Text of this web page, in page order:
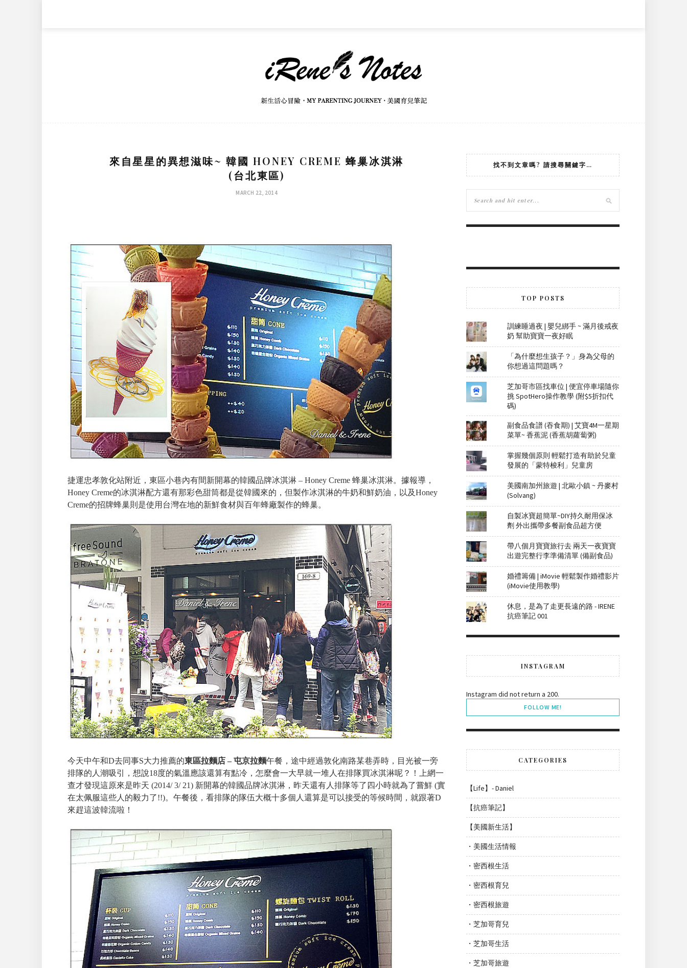
來自星星的異想滋味~ 韓國 HONEY CREME 蜂巢冰淇淋
(台北東區)
MARCH 22, 2014
捷運忠孝敦化站附近，東區小巷內有間新開幕的韓國品牌冰淇淋 – Honey Creme 蜂巢冰淇淋。據報導，
Honey Creme的冰淇淋配方還有那彩色甜筒都是從韓國來的，但製作冰淇淋的牛奶和鮮奶油，以及Honey
Creme的招牌蜂巢則是使用台灣在地的新鮮食材與百年蜂廠製作的蜂巢。
今天中午和D去同事S大力推薦的東區拉麵店 – 屯京拉麵午餐，途中經過敦化南路某巷弄時，目光被一旁
排隊的人潮吸引，想說18度的氣溫應該還算有點冷，怎麼會一大早就一堆人在排隊買冰淇淋呢？！上網一
查才發現這原來是昨天 (2014/ 3/ 21) 新開幕的韓國品牌冰淇淋，昨天還有人排隊等了四小時就為了嘗鮮 (實
在太佩服這些人的毅力了!!)。午餐後，看排隊的隊伍大概十多個人還算是可以接受的等候時間，就跟著D
來趕這波韓流啦！
找不到文章嗎? 請搜尋關鍵字…
TOP POSTS
訓練睡過夜 | 嬰兒綁手 ~ 滿月後戒夜
奶 幫助寶寶一夜好眠
「為什麼想生孩子？」身為父母的
你想過這問題嗎？
芝加哥市區找車位 | 便宜停車場隨你
挑 SpotHero操作教學 (附$5折扣代
碼)
副食品食譜 (吞食期) | 艾寶4M一星期
菜單~ 香蕉泥 (香蕉胡蘿蔔粥)
掌握幾個原則 輕鬆打造有助於兒童
發展的「蒙特梭利」兒童房
美國南加州旅遊 | 北歐小鎮 ~ 丹麥村
(Solvang)
自製冰寶超簡單~DIY持久耐用保冰
劑 外出攜帶多餐副食品超方便
帶八個月寶寶旅行去 兩天一夜寶寶
出遊完整行李準備清單 (備副食品)
婚禮籌備 | iMovie 輕鬆製作婚禮影片
(iMovie使用教學)
休息，是為了走更長遠的路 - IRENE
抗癌筆記 001
INSTAGRAM
Instagram did not return a 200.
FOLLOW ME!
CATEGORIES
【Life】- Daniel
【抗癌筆記】
【美國新生活】
・美國生活情報
・密西根生活
・密西根育兒
・密西根旅遊
・芝加哥育兒
・芝加哥生活
・芝加哥旅遊